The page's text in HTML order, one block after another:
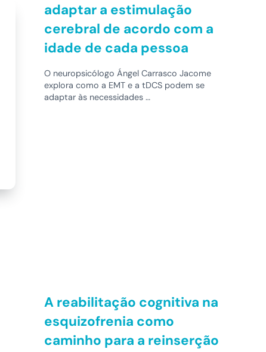
adaptar a estimulação
cerebral de acordo com a
idade de cada pessoa
O neuropsicólogo Ángel Carrasco Jacome
explora como a EMT e a tDCS podem se
adaptar às necessidades …
A reabilitação cognitiva na
esquizofrenia como
caminho para a reinserção